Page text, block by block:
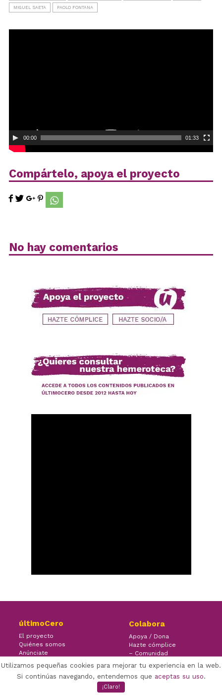
MIGUEL SAETA PAOLO FONTANA
00:00 01:33
Compártelo, apoya el proyecto
No hay comentarios
últimoCero
El proyecto
Quiénes somos
Anúnciate
Colabora
Apoya / Dona
Hazte cómplice
– Comunidad
Utilizamos pequeñas cookies para mejorar tu experiencia en la web.
Si continúas navegando, entendemos que aceptas su uso.
¡Claro!